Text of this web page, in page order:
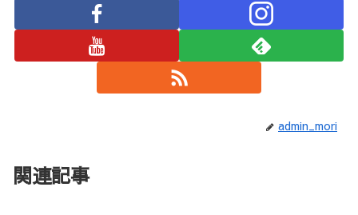
admin_mori
関連記事